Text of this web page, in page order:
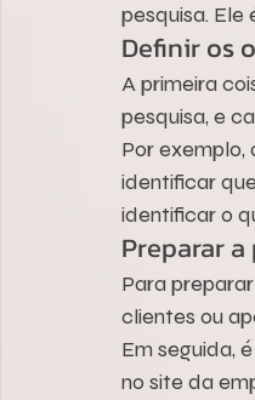
pesquisa. Ele
Definir os
A primeira
pesquisa, e
Por exemplo,
identificar
identificar o
Preparar
Para
clientes ou
Em seguida,
no site da